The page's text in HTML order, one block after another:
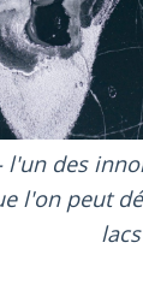
l'un des
l'on peut